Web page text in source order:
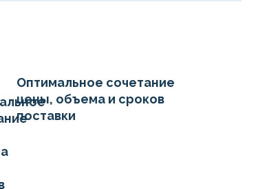
Оптимальное сочетание
цены, объема и сроков
поставки